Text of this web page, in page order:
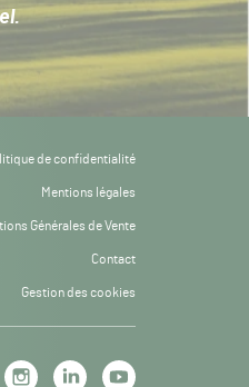
.
de confidentialité
Mentions légales
Générales de Vente
Contact
Gestion des cookies